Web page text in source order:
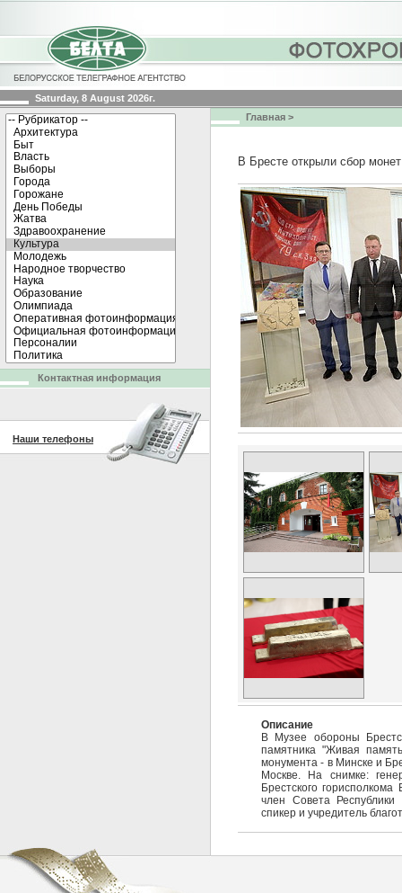
Saturday, 8 August 2026г.
Главная >
В Бресте открыли сбор
Описание
В Музее обороны
памятника "Живая
монумента - в Минске и
Москве. На снимке:
Брестского
член Совета
спикер и учредитель
Контактная информация
Наши телефоны